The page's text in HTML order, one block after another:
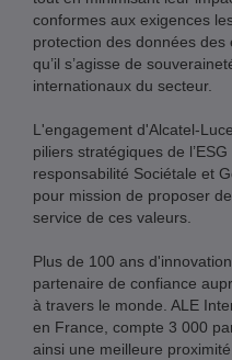
conformes aux exigences
protection des données des
qu’il s’agisse de
internationaux du secteur.
L'engagement d'Alcatel-
piliers stratégiques de
responsabilité Sociétale et
pour mission de proposer
service de ces valeurs.
Plus de 100 ans
partenaire de confiance
à travers le monde. ALE
en France, compte 3 000
ainsi une meilleure proximité.